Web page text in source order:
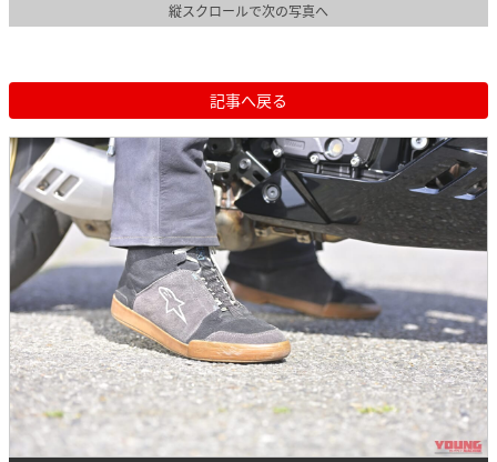
縦スクロールで次の写真へ
記事へ戻る